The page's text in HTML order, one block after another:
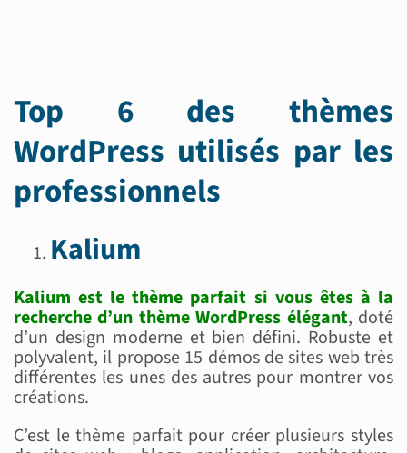
Top 6 des thèmes
WordPress utilisés par les
professionnels
Kalium
Kalium est le thème parfait si vous êtes à la
recherche d’un thème WordPress élégant, doté
d’un design moderne et bien défini. Robuste et
polyvalent, il propose 15 démos de sites web très
différentes les unes des autres pour montrer vos
créations.
C’est le thème parfait pour créer plusieurs styles